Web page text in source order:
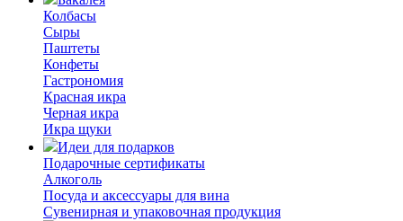
Колбасы
Сыры
Паштеты
Конфеты
Гастрономия
Красная икра
Черная икра
Икра щуки
Идеи для подарков
Подарочные сертификаты
Алкоголь
Посуда и аксессуары для вина
Сувенирная и упаковочная продукция